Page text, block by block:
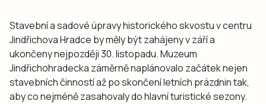
Stavební a sadové úpravy historického skvostu v centru
Jindřichova Hradce by měly být zahájeny v září a
ukončeny nejpozději 30. listopadu. Muzeum
Jindřichohradecka záměrně naplánovalo začátek nejen
stavebních činností až po skončení letních prázdnin tak,
aby co nejméně zasahovaly do hlavní turistické sezony.